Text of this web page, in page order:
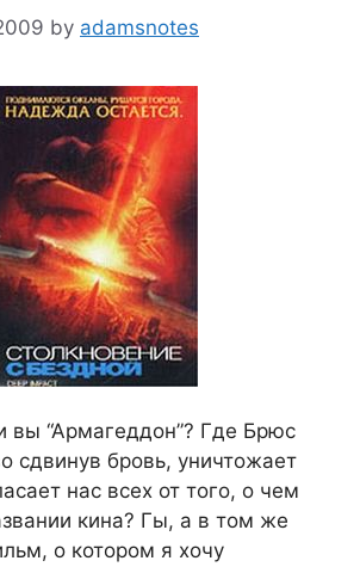
by adamsnotes
вы “Армагеддон”? Где Брюс
сдвинув бровь, уничтожает
нас всех от того, о чем
кина? Гы, а в том же
о котором я хочу